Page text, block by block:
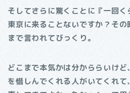
そしてさらに驚くことに『一回く
東京に来ることないですか？そ
まで言われてびっくり。
どこまで本気かは分かららいけ
を惜しんでくれる人がいてくれ